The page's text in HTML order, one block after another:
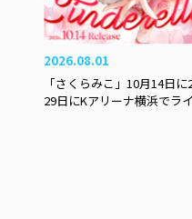
2026.08.01
「さくらみこ」10月14日
29日にKアリーナ横浜でラ